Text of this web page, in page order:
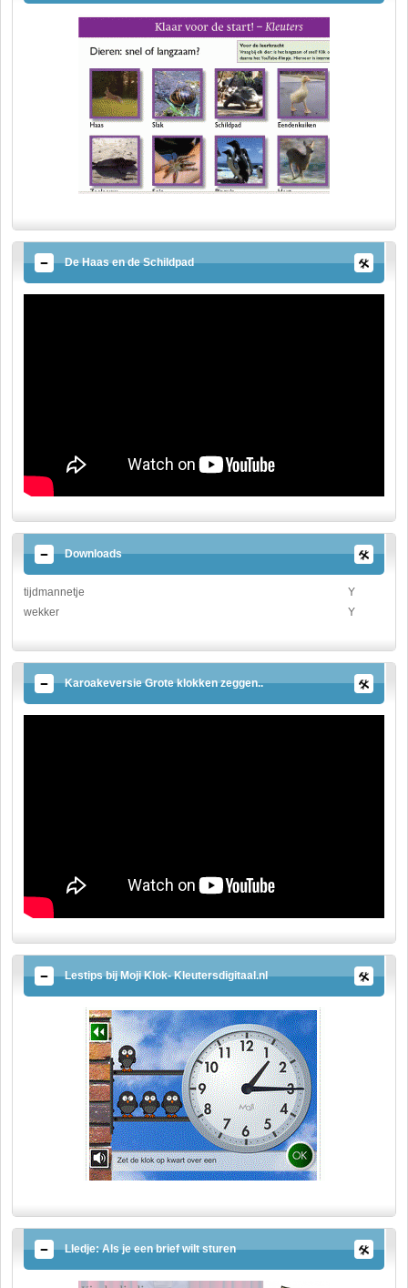
De Haas en de Schildpad
Downloads
tijdmannetje
Y
wekker
Y
Karoakeversie Grote klokken zeggen..
Lestips bij Moji Klok- Kleutersdigitaal.nl
LIedje: Als je een brief wilt sturen